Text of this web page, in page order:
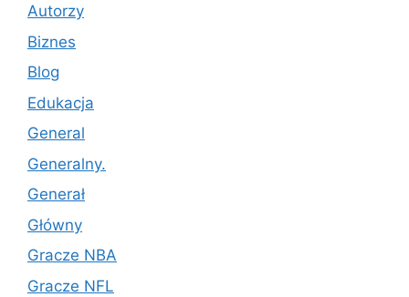
Autorzy
Biznes
Blog
Edukacja
General
Generalny.
Generał
Główny
Gracze NBA
Gracze NFL